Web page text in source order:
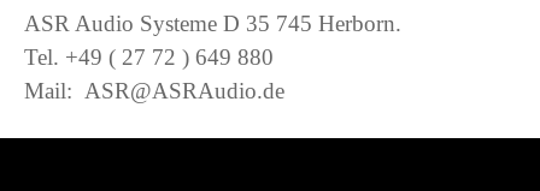
ASR Audio Systeme D 35 745 Herborn.
Tel. +49 ( 27 72 ) 649 880
Mail: ASR@ASRAudio.de